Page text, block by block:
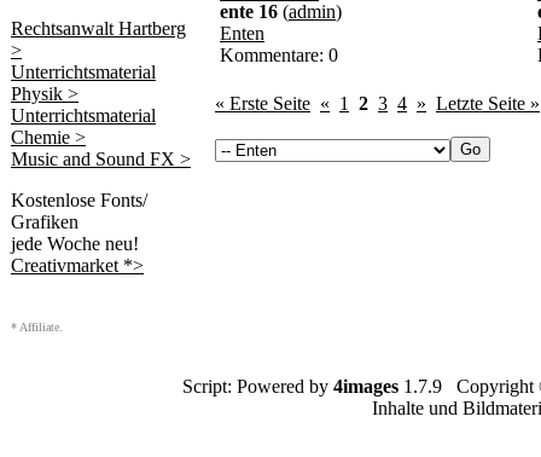
Rechtsanwalt Hartberg
>
Unterrichtsmaterial
Physik >
Unterrichtsmaterial
Chemie >
Music and Sound FX >
Kostenlose Fonts/
Grafiken
jede Woche neu!
Creativmarket *>
* Affiliate.
ente 16 (admin)
Enten
Kommentare: 0
« Erste Seite « 1 2 3 4 » Letzte Seite »
Script: Powered by 4images1.7.9 Copyright
Inhalte und